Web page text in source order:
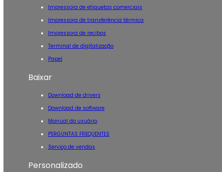
Impressora de etiquetas comerciais
Impressora de transferência térmica
Impressora de recibos
Terminal de digitalização
Papel
Baixar
Download de drivers
Download de software
Manual do usuário
PERGUNTAS FREQUENTES
Serviço de vendas
Personalizado